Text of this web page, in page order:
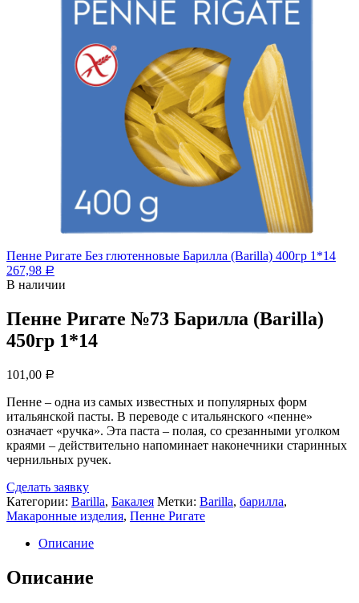
Пенне Ригате Без глютенновые Барилла (Barilla) 400гр 1*14
267,98 Р
В наличии
Пенне Ригате №73 Барилла (Barilla)
450гр 1*14
101,00 Р
Пенне – одна из самых известных и популярных форм
итальянской пасты. В переводе с итальянского «пенне»
означает «ручка». Эта паста – полая, со срезанными уголком
краями – действительно напоминает наконечники старинных
чернильных ручек.
Сделать заявку
Категории: Barilla, Бакалея Метки: Barilla, барилла,
Макаронные изделия, Пенне Ригате
Описание
Описание